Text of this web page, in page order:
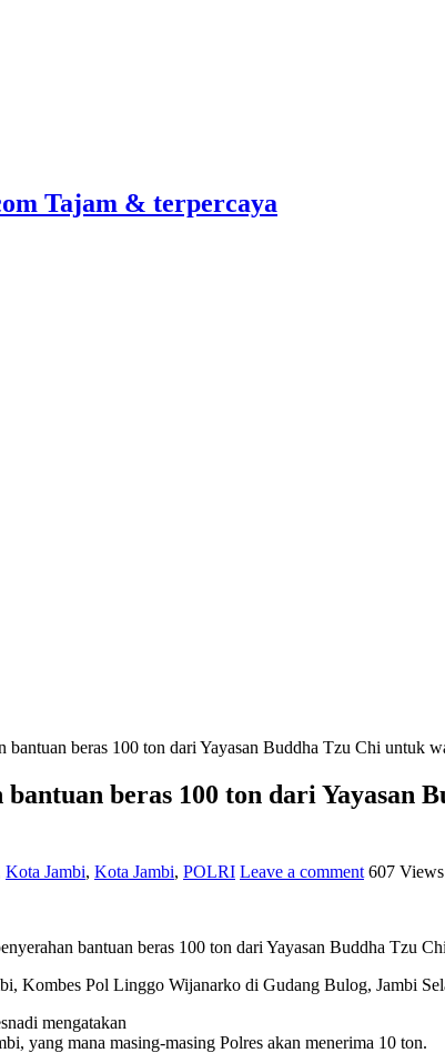
Tajam & terpercaya
bantuan beras 100 ton dari Yayasan Buddha Tzu Chi untuk
beras 100 ton dari Yayasan
Kota Jambi, Kota Jambi, POLRI Leave a comment 607 Views
bantuan beras 100 ton dari Yayasan Buddha Tzu
Kombes Pol Linggo Wijanarko di Gudang Bulog, Jambi
mengatakan
yang mana masing-masing Polres akan menerima 10 ton.